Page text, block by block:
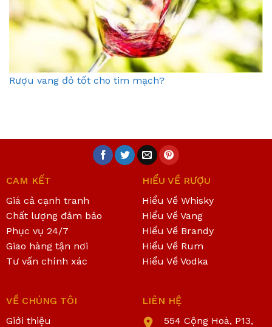
Rượu vang đỏ tốt cho tim mạch?
CAM KẾT
Giá cả cạnh tranh
Chất lượng đảm bảo
Phục vụ 24/7
Giao hàng tận nơi
Tư vấn chính xác
HIỂU VỀ RƯỢU
Hiểu Về Whisky
Hiểu Về Vang
Hiểu Về Brandy
Hiểu Về Rum
Hiểu Về Vodka
VỀ CHÚNG TÔI
Giới thiệu
LIÊN HỆ
554 Cộng Hoà, P13,